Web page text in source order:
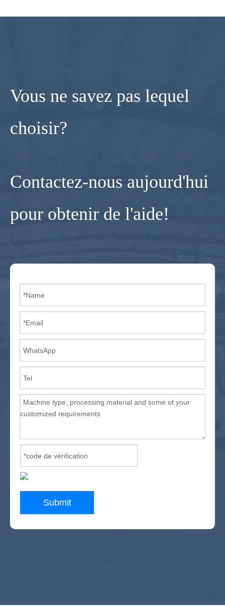
Vous ne savez pas lequel
choisir?
Contactez-nous aujourd'hui
pour obtenir de l'aide!
Submit